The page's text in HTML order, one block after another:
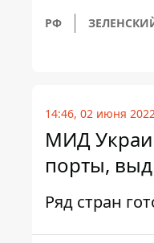
РФ
14:46, 02 июня
МИД
порты,
Ряд стран